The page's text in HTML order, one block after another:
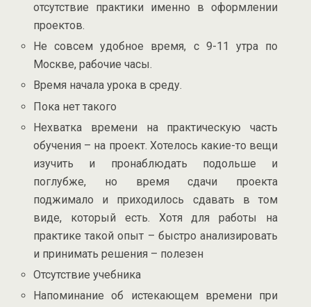
отсутствие практики именно в оформлении
проектов.
Не совсем удобное время, с 9-11 утра по
Москве, рабочие часы.
Время начала урока в среду.
Пока нет такого
Нехватка времени на практическую часть
обучения – на проект. Хотелось какие-то вещи
изучить и пронаблюдать подольше и
поглубже, но время сдачи проекта
поджимало и приходилось сдавать в том
виде, который есть. Хотя для работы на
практике такой опыт – быстро анализировать
и принимать решения – полезен
Отсутствие учебника
Напоминание об истекающем времени при